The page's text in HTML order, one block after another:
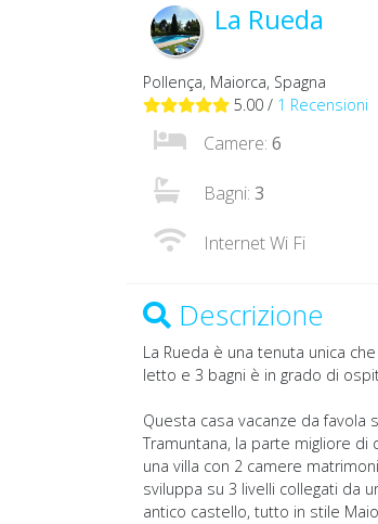
La Rueda
Pollença, Maiorca, Spagna
5.00 / 1 Recensioni
Camere: 6
Bagni: 3
Internet Wi Fi
Descrizione
La Rueda è una tenuta unica
letto e 3 bagni è in grado di
Questa casa vacanze da favola
Tramuntana, la parte migliore
una villa con 2 camere
sviluppa su 3 livelli collegati da
antico castello, tutto in stile